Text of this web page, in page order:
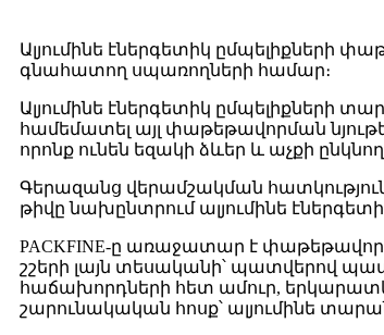
Ալյումինե էներգետիկ ըմպելիքների
գնահատող սպառողների համար։
Ալյումինե էներգետիկ ըմպելիքների
համեմատել այլ փաթեթավորման
որոնք ունեն եզակի ձևեր և աչքի
Գերազանց վերամշակման
թիվը նախընտրում ալյումինե
PACKFINE-ը առաջատար է
շշերի լայն տեսականի՝ պատվերով
հաճախորդների հետ ամուր,
շարունակական հոսք՝ ալյումինե